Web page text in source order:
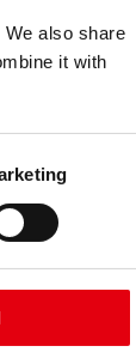
also share
it with